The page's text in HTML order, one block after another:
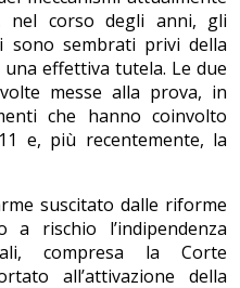
corso degli anni, gli
sono sembrati privi della
effettiva tutela. Le due
messe alla prova, in
che hanno coinvolto
e, più recentemente, la
suscitato dalle riforme
a rischio l’indipendenza
compresa la Corte
all’attivazione della